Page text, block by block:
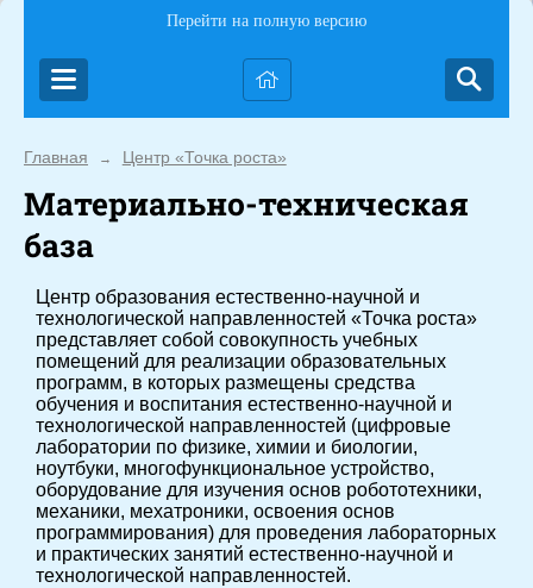
Перейти на полную версию
Главная → Центр «Точка роста»
Материально-техническая
база
Центр образования естественно-научной и
технологической направленностей «Точка роста»
представляет собой совокупность учебных
помещений для реализации образовательных
программ, в которых размещены средства
обучения и воспитания естественно-научной и
технологической направленностей (цифровые
лаборатории по физике, химии и биологии,
ноутбуки, многофункциональное устройство,
оборудование для изучения основ робототехники,
механики, мехатроники, освоения основ
программирования) для проведения лабораторных
и практических занятий естественно-научной и
технологической направленностей.